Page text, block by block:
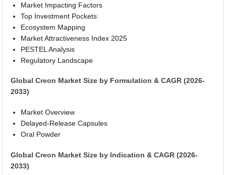
Market Impacting Factors
Top Investment Pockets
Ecosystem Mapping
Market Attractiveness Index 2025
PESTEL Analysis
Regulatory Landscape
Global Creon Market Size by Formulation & CAGR (2026-
2033)
Market Overview
Delayed-Release Capsules
Oral Powder
Global Creon Market Size by Indication & CAGR (2026-
2033)